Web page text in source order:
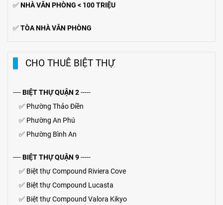
✅NHÀ VĂN PHÒNG < 100 TRIỆU
✅TÒA NHÀ VĂN PHÒNG
CHO THUÊ BIỆT THỰ
----BIỆT THỰ QUẬN 2-----
✅ Phường Thảo Điền
✅ Phường An Phú
✅ Phường Bình An
----BIỆT THỰ QUẬN 9-----
✅ Biệt thự Compound Riviera Cove
✅ Biệt thựCompound Lucasta
✅ Biệt thựCompound Valora Kikyo